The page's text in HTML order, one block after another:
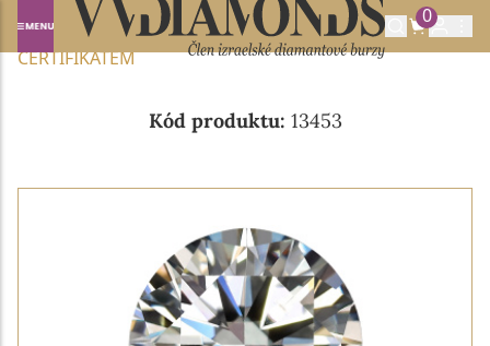
0
Domů NABÍDKA DIAMANTŮ
0.24CT E/VVS2 S IGI
CERTIFIKÁTEM
Kód produktu: 13453